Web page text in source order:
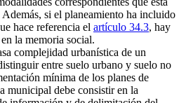
si el planeamiento ha incluido
hace referencia el artículo 34.3, hay
la memoria social.
complejidad urbanística de un
entre suelo urbano y suelo no
mínima de los planes de
municipal debe consistir en la